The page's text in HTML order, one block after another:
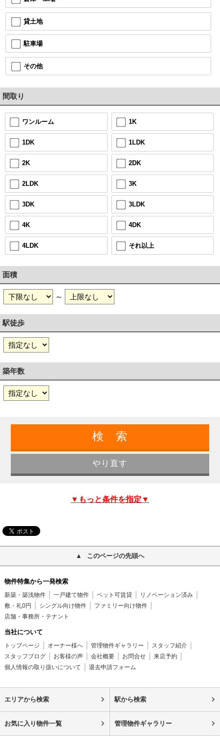
貸土地
駐車場
その他
間取り
ワンルーム 1K
1DK 1LDK
2K 2DK
2LDK 3K
3DK 3LDK
4K 4DK
4LDK それ以上
面積
～
駅徒歩
築年数
▼もっと条件を指定▼
このページの先頭へ
物件特集から一発検索
新築・築浅物件 一戸建て物件 ペット可賃貸
リノベーション済み
敷・礼0円
シングル向け物件
ファミリー向け物件
店舗・事務所・テナント
当社について
トップページ オーナー様へ 管理物件ギャラリー
スタッフ紹介
スタッフブログ
お客様の声 会社概要 お問合せ
来店予約
個人情報の取り扱いについて
退去申請フォーム
エリアから検索 駅から検索
お気に入り物件一覧 管理物件ギャラリー